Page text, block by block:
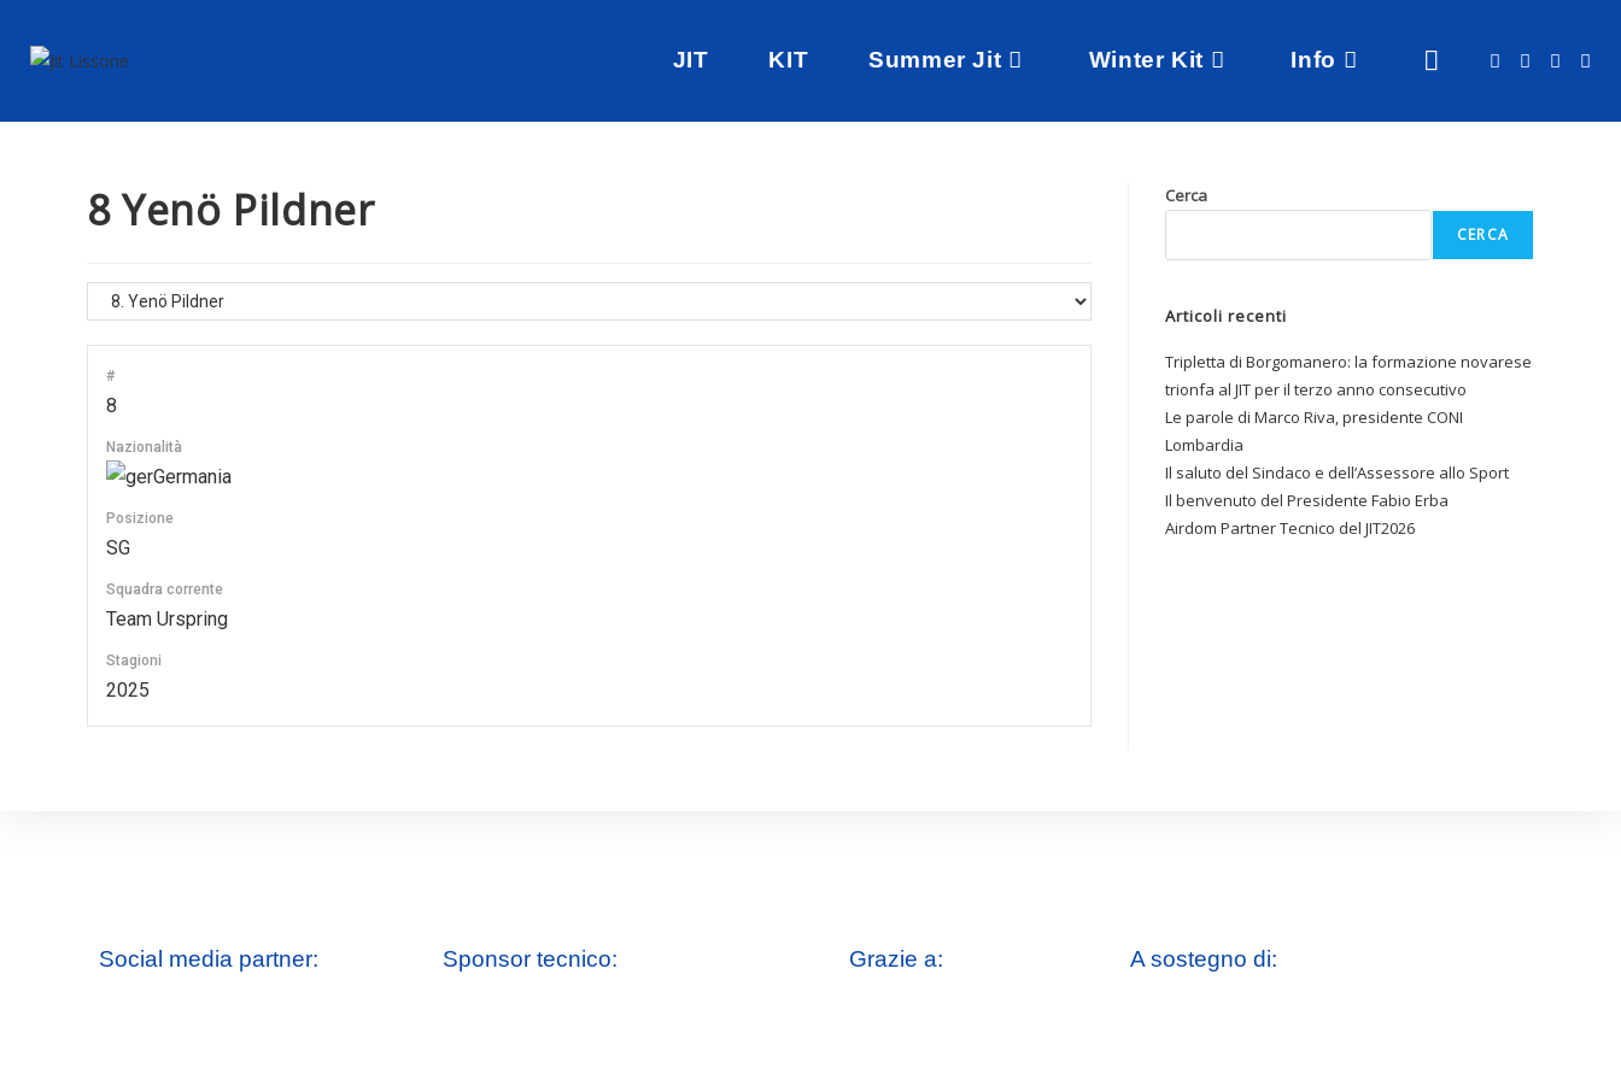
JIT KIT Summer Jit Winter Kit Info
8Yenö Pildner
#
8
Nazionalità
Germania
Posizione
SG
Squadra corrente
Team Urspring
Stagioni
2025
Cerca
CERCA
Articoli recenti
Tripletta di Borgomanero: la formazione novarese
trionfa al JIT per il terzo anno consecutivo
Le parole di Marco Riva, presidente CONI
Lombardia
Il saluto del Sindaco e dell’Assessore allo Sport
Il benvenuto del Presidente Fabio Erba
Airdom Partner Tecnico del JIT2026
Social media partner: Sponsor tecnico: Grazie a: A sostegno di: